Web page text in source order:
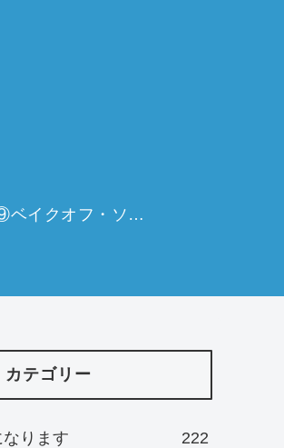
⑨ベイクオフ・ソーイングビー
カテゴリー
ります 222